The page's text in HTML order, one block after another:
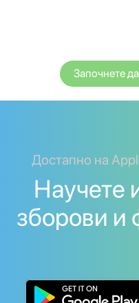
Започнете
Достапно на
Научете
зборови и